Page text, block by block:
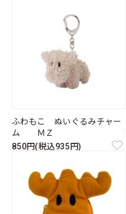
ふわもこ ぬいぐるみチャー
ム ＭＺ
850円(税込935円)